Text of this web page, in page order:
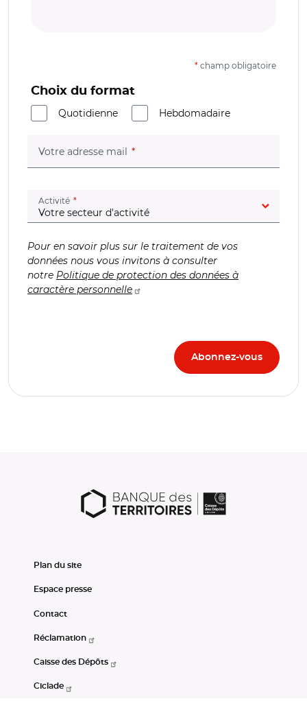
* champ obligatoire
Choix du format
Quotidienne
Hebdomadaire
Votre adresse mail (champ obligatoire)
Activité (champ obligatoire)
Pour en savoir plus sur le traitement de vos
données nous vous invitons à consulter
notre Politique de protection des données à
caractère personnelle
Plan du site
Espace presse
Contact
Réclamation
Caisse des Dépôts
Ciclade